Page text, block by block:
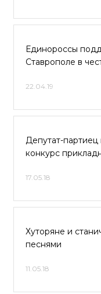
Единороссы
Ставрополе в
22.04.19
Депутат-
конкурс
17.05.18
Хуторяне и
песнями
11.05.18